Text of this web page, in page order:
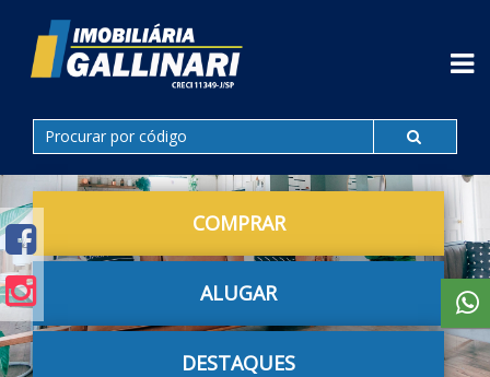
COMPRAR
ALUGAR
DESTAQUES